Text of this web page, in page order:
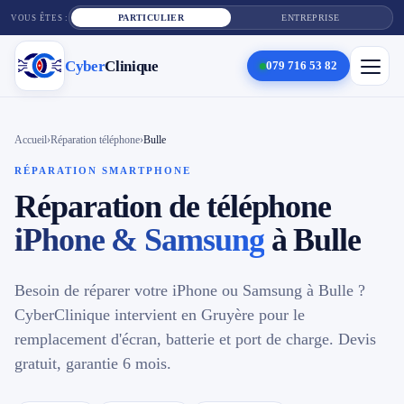
VOUS ÊTES : PARTICULIER ENTREPRISE
CyberClinique 079 716 53 82
Cyber Clinique
Services
Réparation téléphone
Tarifs
Blog
Contact
Accueil›Réparation téléphone›Bulle
RÉPARATION SMARTPHONE
Réparation de téléphone
iPhone & Samsungà Bulle
Besoin de réparer votre iPhone ou Samsung à Bulle ?
CyberClinique intervient en Gruyère pour le
remplacement d'écran, batterie et port de charge. Devis
gratuit, garantie 6 mois.